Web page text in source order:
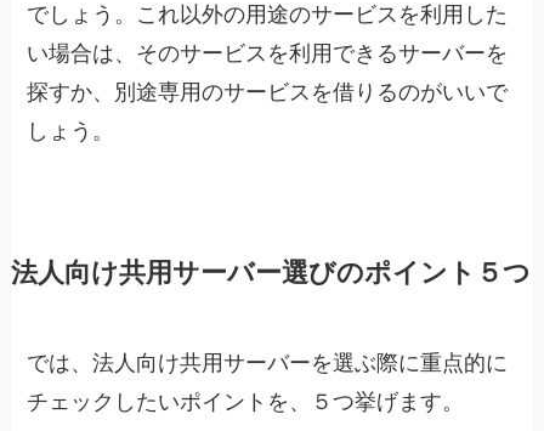
でしょう。これ以外の用途のサービスを利用した
い場合は、そのサービスを利用できるサーバーを
探すか、別途専用のサービスを借りるのがいいで
しょう。
法人向け共用サーバー選びのポイント５つ
では、法人向け共用サーバーを選ぶ際に重点的に
チェックしたいポイントを、５つ挙げます。